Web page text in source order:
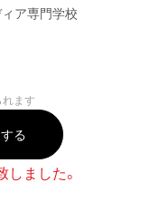
ア専門学校
ます
る
ました。